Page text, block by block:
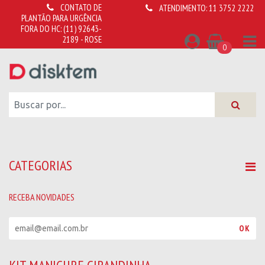
CONTATO DE
PLANTÃO PARA URGÊNCIA
FORA DO HC:(11) 92643-
2189 - ROSE
ATENDIMENTO:11 3752 2222
0
CATEGORIAS
RECEBA NOVIDADES
OK